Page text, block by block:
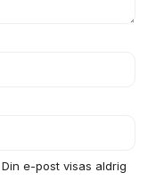
e-post visas aldrig